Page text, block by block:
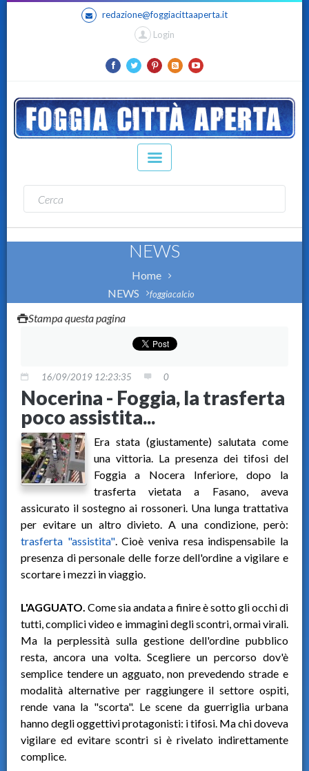
redazione@foggiacittaaperta.it
Login
NEWS
Home
NEWS
foggiacalcio
Stampa questa pagina
16/09/2019 12:23:35 0
Nocerina - Foggia, la trasferta
poco assistita...
Era stata (giustamente) salutata come
una vittoria. La presenza dei tifosi del
Foggia a Nocera Inferiore, dopo la
trasferta vietata a Fasano, aveva
assicurato il sostegno ai rossoneri. Una lunga trattativa
per evitare un altro divieto. A una condizione, però:
trasferta "assistita". Cioè veniva resa indispensabile la
presenza di personale delle forze dell'ordine a vigilare e
scortare i mezzi in viaggio.
L'AGGUATO. Come sia andata a finire è sotto gli occhi di
tutti, complici video e immagini degli scontri, ormai virali.
Ma la perplessità sulla gestione dell'ordine pubblico
resta, ancora una volta. Scegliere un percorso dov'è
semplice tendere un agguato, non prevedendo strade e
modalità alternative per raggiungere il settore ospiti,
rende vana la "scorta". Le scene da guerriglia urbana
hanno degli oggettivi protagonisti: i tifosi. Ma chi doveva
vigilare ed evitare scontri si è rivelato indirettamente
complice.